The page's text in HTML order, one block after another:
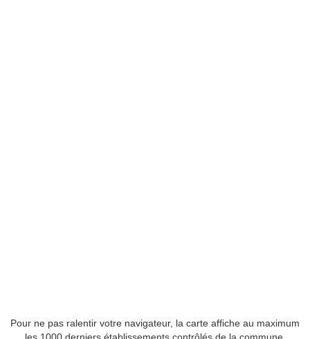
Pour ne pas ralentir votre navigateur, la carte affiche au maximum
les 1000 derniers établissements contrôlés de la commune.